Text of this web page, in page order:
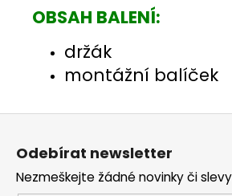
OBSAH BALENÍ:
držák
montážní balíček
Z
Odebírat newsletter
Nezmeškejte žádné novinky či